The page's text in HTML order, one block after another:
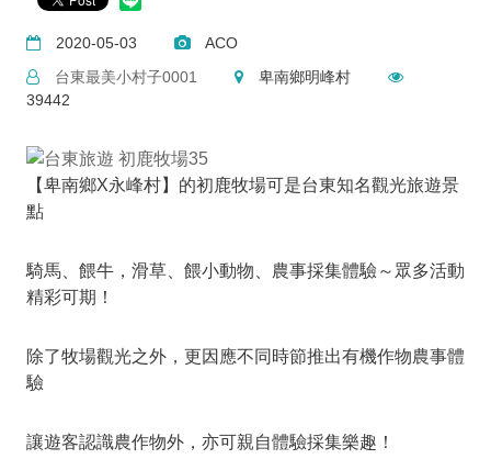
2020-05-03
ACO
台東最美小村子0001
卑南鄉明峰村
39442
【卑南鄉X永峰村】的初鹿牧場可是台東知名觀光旅遊景
點
騎馬、餵牛，滑草、餵小動物、農事採集體驗～眾多活動
精彩可期！
除了牧場觀光之外，更因應不同時節推出有機作物農事體
驗
讓遊客認識農作物外，亦可親自體驗採集樂趣！